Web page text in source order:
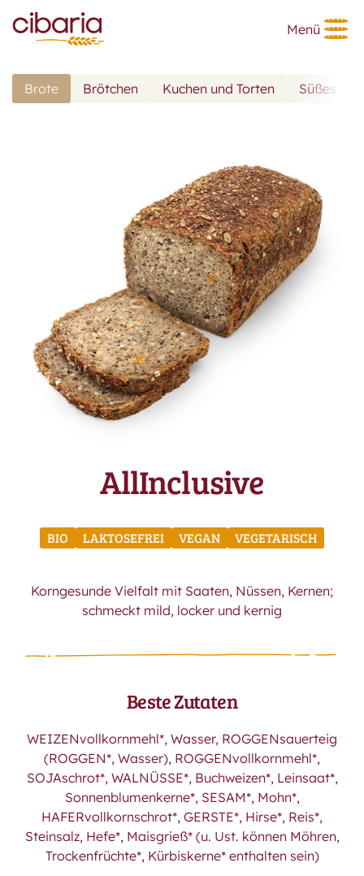
Menü
Brote Brötchen Kuchen und Torten Süßes
AllInclusive
BIO LAKTOSEFREI VEGAN VEGETARISCH
Korngesunde Vielfalt mit Saaten, Nüssen, Kernen;
schmeckt mild, locker und kernig
Beste Zutaten
WEIZENvollkornmehl*, Wasser, ROGGENsauerteig
(ROGGEN*, Wasser), ROGGENvollkornmehl*,
SOJAschrot*, WALNÜSSE*, Buchweizen*, Leinsaat*,
Sonnenblumenkerne*, SESAM*, Mohn*,
HAFERvollkornschrot*, GERSTE*, Hirse*, Reis*,
Steinsalz, Hefe*, Maisgrieß* (u. Ust. können Möhren,
Trockenfrüchte*, Kürbiskerne* enthalten sein)